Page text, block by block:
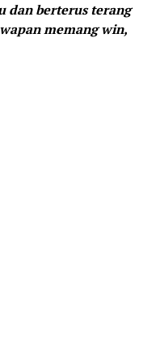
dan berterus terang
memang win,